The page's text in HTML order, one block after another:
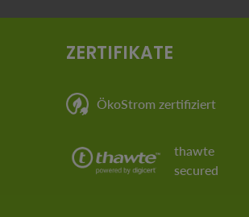
ZERTIFIKATE
ÖkoStrom zertifiziert
thawte
secured